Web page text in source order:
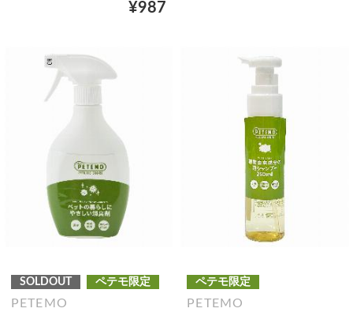
¥987
SOLDOUT ペテモ限定
PETEMO
ペテモ限定
PETEMO